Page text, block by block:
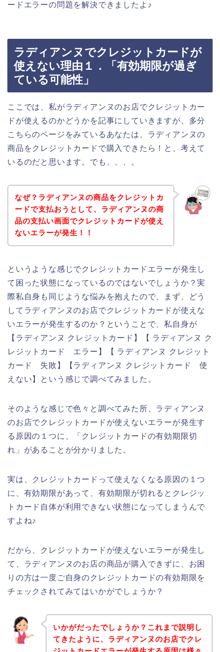
ードエラーの問題を解決できましたよ♪
ラディアンヌでクレジットカードが
使えない理由１．「有効期限が過ぎ
ている可能性」
ここでは、私がラディアンヌのお店でクレジットカー
ドが使えるのかどうかを記事にしていきますが、多分
こちらのページをみているあなたは、ラディアンヌの
商品をクレジットカードで購入できたら！と、考えて
いるのだと思います。でも、、、。
なぜ？ラディアンヌの商品をクレジットカ
ードで支払おうとして、ラディアンヌの商
品の支払い画面でクレジットカードが使え
ないエラーが発生！！
というような感じでクレジットカードエラーが発生し
て困った状態になっているのではないでしょうか？実
際私自身も同じような悩みを抱えたので、まず、どう
してラディアンヌのお店でクレジットカードが使えな
いエラーが発生するのか？ということで、私自身が
【ラディアンヌ クレジットカード】【 ラディアンヌ ク
レジットカード エラー】【 ラディアンヌ クレジット
カード 失敗】【ラディアンヌ クレジットカード 使
えない】という感じで調べてみました。
そのような感じで色々と調べてみた所、ラディアンヌ
のお店でクレジットカードが使えないエラーが発生す
る原因の１つに、「クレジットカードの有効期限切
れ」があることが分かりました。
実は、クレジットカードって使えなくなる原因の１つ
に、有効期限があって、有効期限が切れるとクレジッ
トカード自体が利用できない状態になってしまうんで
すよね♪
だから、クレジットカードが使えないエラーが発生し
て、ラディアンヌのお店の商品が購入できずに、お困
りの方は一度ご自身のクレジットカードの有効期限を
チェックされてみてはいかがでしょうか？
いかがだったでしょうか？これまで説明し
てきたように、ラディアンヌのお店でクレ